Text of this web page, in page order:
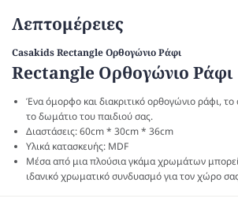
Λεπτομέρειες
Casakids Rectangle Ορθογώνιο Ράφι
Rectangle Ορθογώνιο Ράφι
Ένα όμορφο και διακριτικό ορθογώνιο ράφι, το
το δωμάτιο του παιδιού σας.
Διαστάσεις: 60cm * 30cm * 36cm
Υλικά κατασκευής: MDF
Μέσα από μια πλούσια γκάμα χρωμάτων
ιδανικό χρωματικό συνδυασμό για τον χώρο